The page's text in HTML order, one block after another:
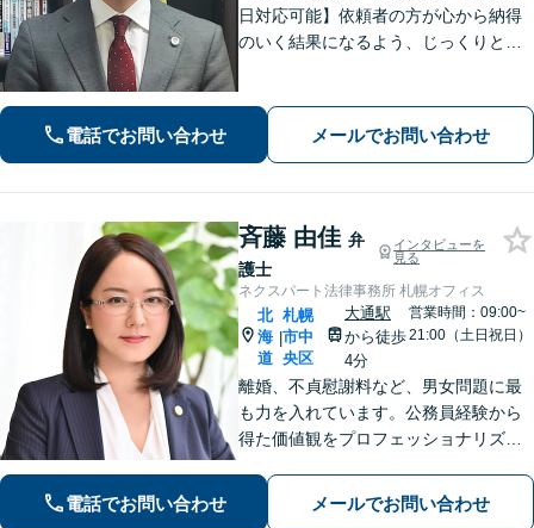
日対応可能】依頼者の方が心から納得
のいく結果になるよう、じっくりとお
す。迅速な解決を目指し、しっかりと
サポートを行います。【北海道札幌
電話でお問い合わせ メールでお問い合わせ
斉藤 由佳 弁
護士
インタビューを
見る
ネクスパート法律事務所 札幌オフィス
北
海
道
|
札幌
市中
央区
大通駅
から徒歩
4分
営業時間：09:00~
21:00（土日祝日）
離婚、不貞慰謝料など、男女問題に最
も力を入れています。公務員経験から
得た価値観をプロフェッショナリズム
ながら、正確な情報提供と誠実なコミ
ュニケーションを心がけて、最善の解
電話でお問い合わせ メールでお問い合わせ